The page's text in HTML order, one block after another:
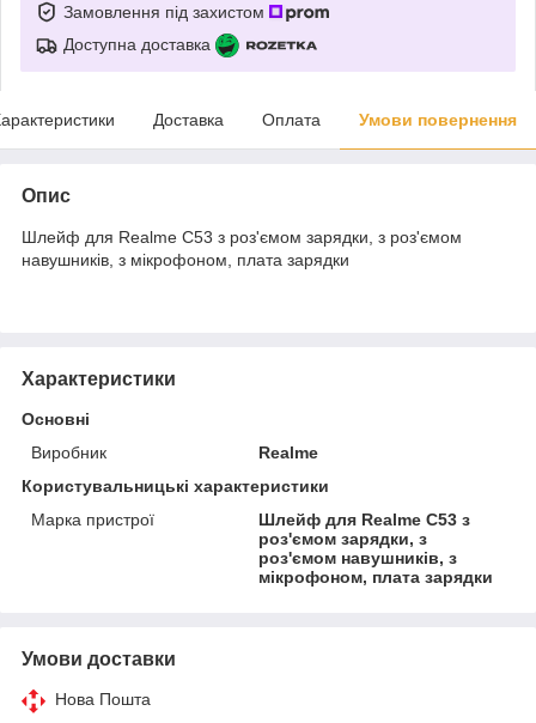
Замовлення під захистом
Доступна доставка
Доставка Оплата Умови повернення
Опис
Шлейф для Realme C53 з роз'ємом зарядки, з роз'ємом
навушників, з мікрофоном, плата зарядки
Характеристики
Основні
Виробник
Realme
Користувальницькі характеристики
Марка пристрої
Шлейф для Realme C53 з
роз'ємом зарядки, з
роз'ємом навушників, з
мікрофоном, плата зарядки
Умови доставки
Нова Пошта